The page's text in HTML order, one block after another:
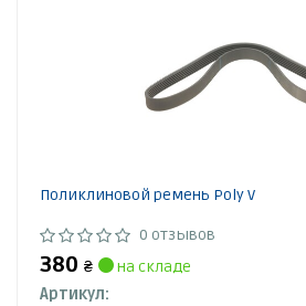
Поликлиновой ремень Poly V
0 отзывов
380 ₴
на складе
Артикул: